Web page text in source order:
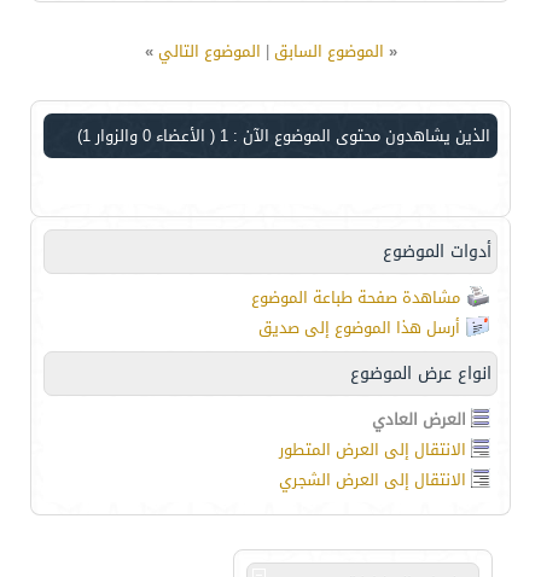
« الموضوع السابق| الموضوع التالي»
الذين يشاهدون محتوى الموضوع الآن : 1 ( الأعضاء 0 والزوار 1)
أدوات الموضوع
مشاهدة صفحة طباعة الموضوع
أرسل هذا الموضوع إلى صديق
انواع عرض الموضوع
العرض العادي
الانتقال إلى العرض المتطور
الانتقال إلى العرض الشجري